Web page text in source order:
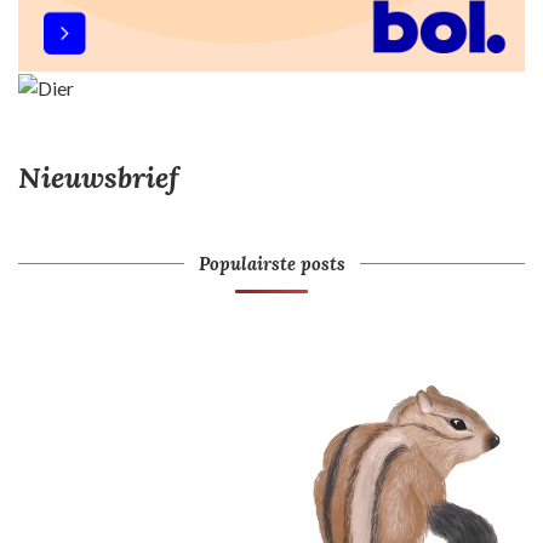
Nieuwsbrief
Populairste posts